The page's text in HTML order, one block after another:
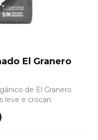
El Granero
de El Granero
leve e crocan